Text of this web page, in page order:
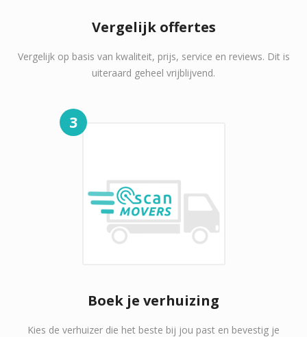
Vergelijk offertes
Vergelijk op basis van kwaliteit, prijs, service en reviews. Dit is
uiteraard geheel vrijblijvend.
3
Boek je verhuizing
Kies de verhuizer die het beste bij jou past en bevestig je